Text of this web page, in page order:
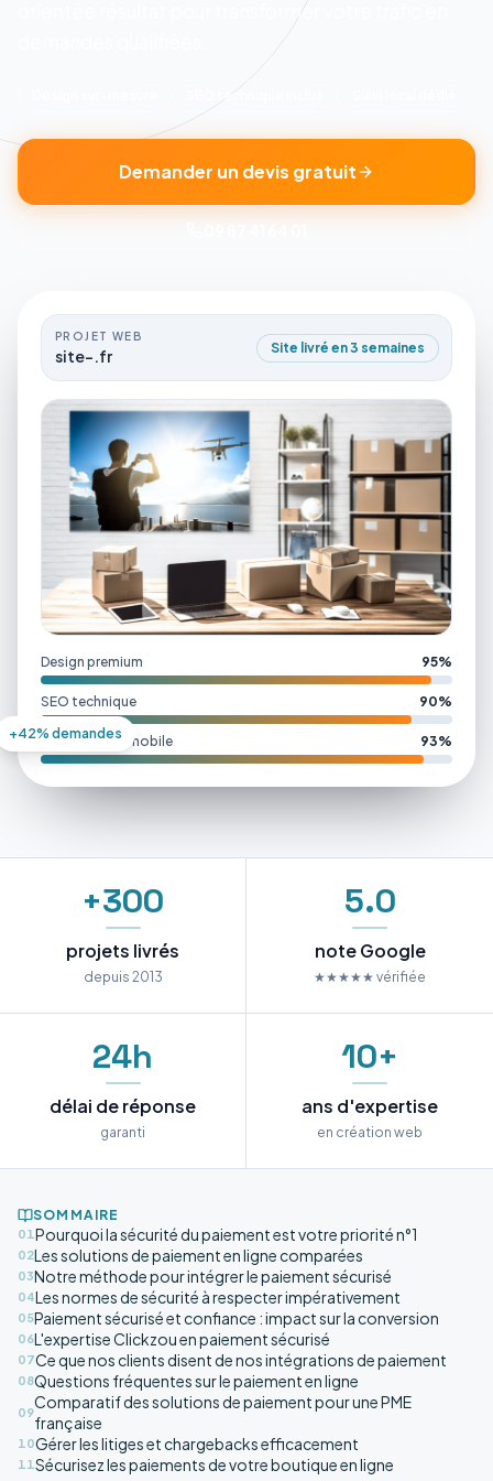
orientée résultat pour transformer votre trafic en
SEO technique inclus
Demander un devis gratuit
PROJET WEB
site-.fr Site livré en 3 semaines
Design premium 95%
SEO technique 90%
Performance mobile 93%
+42% demandes
+300
projets livrés
depuis 2013
5.0
note Google
★★★★★ vérifiée
24h
délai de réponse
garanti
10+
ans d'expertise
en création web
SOMMAIRE
01Pourquoi la sécurité du paiement est votre priorité n°1
02Les solutions de paiement en ligne comparées
03Notre méthode pour intégrer le paiement sécurisé
04Les normes de sécurité à respecter impérativement
05Paiement sécurisé et confiance : impact sur la conversion
06L'expertise Clickzou en paiement sécurisé
07Ce que nos clients disent de nos intégrations de paiement
08Questions fréquentes sur le paiement en ligne
09
Comparatif des solutions de paiement pour une PME
française
10Gérer les litiges et chargebacks efficacement
11Sécurisez les paiements de votre boutique en ligne